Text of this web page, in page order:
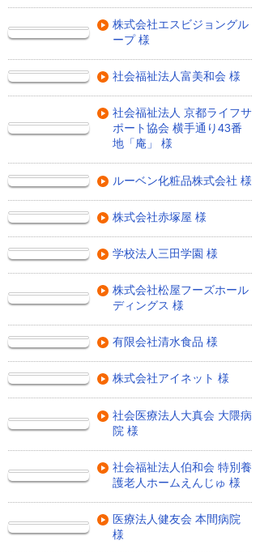
株式会社エスビジョングル
ープ 様
社会福祉法人富美和会 様
社会福祉法人 京都ライフサ
ポート協会 横手通り43番
地「庵」 様
ルーベン化粧品株式会社 様
株式会社赤塚屋 様
学校法人三田学園 様
株式会社松屋フーズホール
ディングス 様
有限会社清水食品 様
株式会社アイネット 様
社会医療法人大真会 大隈病
院 様
社会福祉法人伯和会 特別養
護老人ホームえんじゅ 様
医療法人健友会 本間病院
様